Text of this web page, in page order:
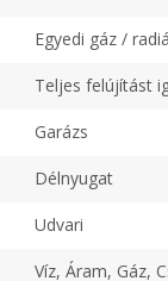
Egyedi gáz /
Teljes felújítást
Garázs
Délnyugat
Udvari
Víz, Áram, Gáz,